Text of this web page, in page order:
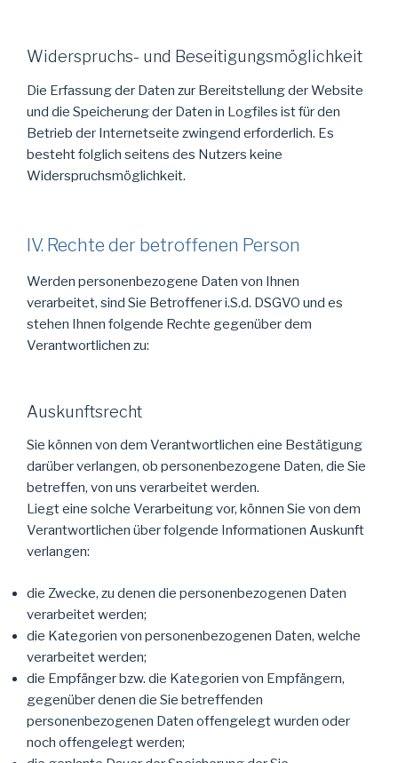
Widerspruchs- und Beseitigungsmöglichkeit
Die Erfassung der Daten zur Bereitstellung der Website
und die Speicherung der Daten in Logfiles ist für den
Betrieb der Internetseite zwingend erforderlich. Es
besteht folglich seitens des Nutzers keine
Widerspruchsmöglichkeit.
IV. Rechte der betroffenen Person
Werden personenbezogene Daten von Ihnen
verarbeitet, sind Sie Betroffener i.S.d. DSGVO und es
stehen Ihnen folgende Rechte gegenüber dem
Verantwortlichen zu:
Auskunftsrecht
Sie können von dem Verantwortlichen eine Bestätigung
darüber verlangen, ob personenbezogene Daten, die Sie
betreffen, von uns verarbeitet werden.
Liegt eine solche Verarbeitung vor, können Sie von dem
Verantwortlichen über folgende Informationen Auskunft
verlangen:
die Zwecke, zu denen die personenbezogenen Daten
verarbeitet werden;
die Kategorien von personenbezogenen Daten, welche
verarbeitet werden;
die Empfänger bzw. die Kategorien von Empfängern,
gegenüber denen die Sie betreffenden
personenbezogenen Daten offengelegt wurden oder
noch offengelegt werden;